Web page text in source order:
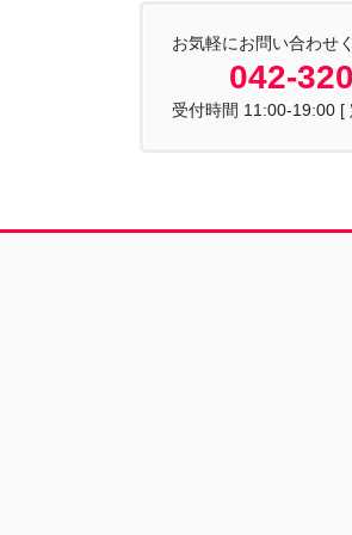
お気軽にお問い合わせ
042-
受付時間 11:00-19:00 [